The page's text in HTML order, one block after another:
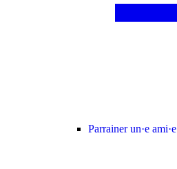
Parrainer un·e ami·e